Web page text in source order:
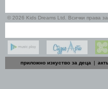
© 2026 Kids Dreams Ltd. Всички права
приложно изкуство за деца |